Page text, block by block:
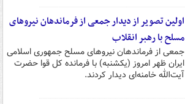
اولین تصویر از دیدار جمعی از فرماندهان نیروهای
مسلح با رهبر انقلاب
جمعی از فرماندهان نیروهای مسلح جمهوری اسلامی
ایران ظهر امروز (یکشنبه) با فرمانده کل قوا حضرت
آیت‌الله خامنه‌ای دیدار کردند.